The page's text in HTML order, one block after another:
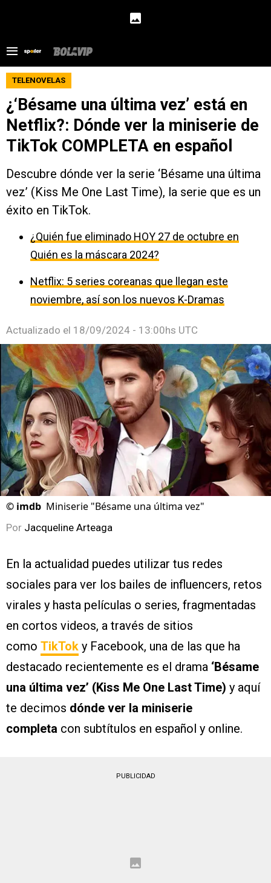
TELENOVELAS
¿‘Bésame una última vez’ está en
Netflix?: Dónde ver la miniserie de
TikTok COMPLETA en español
Descubre dónde ver la serie ‘Bésame una última
vez’ (Kiss Me One Last Time), la serie que es un
éxito en TikTok.
¿Quién fue eliminado HOY 27 de octubre en
Quién es la máscara 2024?
Netflix: 5 series coreanas que llegan este
noviembre, así son los nuevos K-Dramas
Actualizado el 18/09/2024 - 13:00hs UTC
© imdb Miniserie "Bésame una última vez"
Por Jacqueline Arteaga
En la actualidad puedes utilizar tus redes
sociales para ver los bailes de influencers, retos
virales y hasta películas o series, fragmentadas
en cortos videos, a través de sitios
como TikTok y Facebook, una de las que ha
destacado recientemente es el drama ‘Bésame
una última vez’ (Kiss Me One Last Time) y aquí
te decimos dónde ver la miniserie
completa con subtítulos en español y online.
PUBLICIDAD